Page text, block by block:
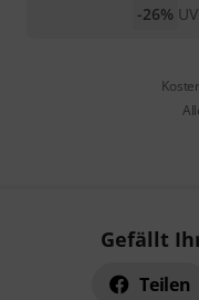
-26%
Gefällt
Teilen